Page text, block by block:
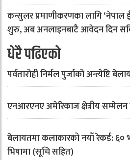
कन्सुलर प्रमाणीकरणका लागि ‘नेपाल
शुरु, अब अनलाइनबाटै आवेदन दिन
धेरै पढिएको
पर्वतारोही निर्मल पुर्जाको अन्त्येष्टि
एनआरएनए अमेरिकाज क्षेत्रीय सम्मेलन
बेलायतमा कलाकारको नयाँ रेकर्ड: ६०
भिषामा (सूचि सहित)